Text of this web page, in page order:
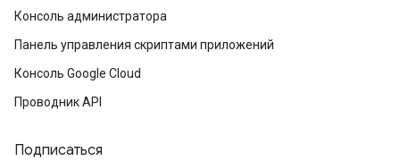
Консоль администратора
Панель управления скриптами приложений
Консоль Google Cloud
Проводник API
Подписаться